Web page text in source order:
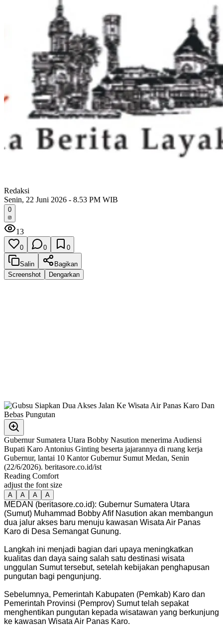
Redaksi
Senin, 22 Juni 2026 - 8.53 PM WIB
0
13
0 0 0
Salin
Bagikan
Screenshot
Dengarkan
Gubernur Sumatera Utara Bobby Nasution menerima Audiensi
Bupati Karo Antonius Ginting beserta jajarannya di ruang kerja
Gubernur, lantai 10 Kantor Gubernur Sumut Medan, Senin
(22/6/2026). beritasore.co.id/ist
Reading Comfort
adjust the font size
A A A A
MEDAN (beritasore.co.id): Gubernur Sumatera Utara
(Sumut) Muhammad Bobby Afif Nasution akan membangun
dua jalur akses baru menuju kawasan Wisata Air Panas
Karo di Desa Semangat Gunung.
Langkah ini menjadi bagian dari upaya meningkatkan
kualitas dan daya saing salah satu destinasi wisata
unggulan Sumut tersebut, setelah kebijakan penghapusan
pungutan bagi pengunjung.
Sebelumnya, Pemerintah Kabupaten (Pemkab) Karo dan
Pemerintah Provinsi (Pemprov) Sumut telah sepakat
menghentikan pungutan kepada wisatawan yang berkunjung
ke kawasan Wisata Air Panas Karo.